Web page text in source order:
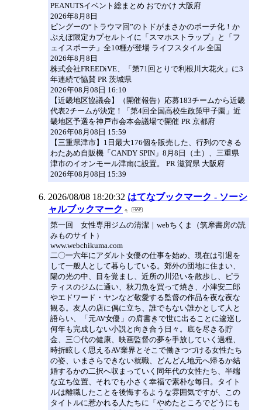
PEANUTSイベント総まとめ おでかけ 大阪府
2026年8月8日
ピングーの“トラウマ回”のトドがまさかのポーチ化！か
ぷえぼ限定カプセルトイに「スマホストラップ」と「フ
ェイスポーチ」全10種が登場 ライフスタイル 全国
2026年8月8日
株式会社FREEDiVE、「第71回とりで利根川大花火」に3
年連続で協賛 PR 茨城県
2026年08月08日 16:10
【近畿地区協議会】（開催報告）応募183チームから近畿
代表2チームが決定！「第4回全国高校生政策甲子園」近
畿地区予選を神戸市会本会議場で開催 PR 京都府
2026年08月08日 15:59
【三重県津市】1日最大176個を販売した、行列のできる
わたあめ自販機「CANDY SPIN」8月8日（土）、三重県
津市のイオンモール津南に設置。 PR 滋賀県 大阪府
2026年08月08日 15:39
2026/08/08 18:20:32 はてなブックマーク - ソーシ
ャルブックマーク
第一回 女性専用ジムの清潔｜webちくま（筑摩書房の読
みものサイト）
www.webchikuma.com
二〇一六年にアダルト女優の仕事を始め、現在は引退を
して一般人として暮らしている。郊外の団地に住まい、
陽の光の中、目を覚まし、近所の川沿いを散歩し、ピラ
ティスのジムに通い、秋刀魚を買って焼き、小津安二郎
やエドワード・ヤンなど敬愛する監督の作品を夜な夜な
観る。友人の店に偶に立ち、誰でもない誰かとして人と
語らい、「元AV女優」の肩書きで世に出ることに逡巡し
何年も完成しない小説と向き合う日々。底を尽きる貯
金、三〇代の健康、映画監督の夢を手放していく過程、
時折眩しく思えるAV業界とそこで働きつづける女性たち
の姿、いまさらできない就職、どんどん地元へ帰るか結
婚するかの二択へ収まっていく同年代の女性たち、半端
な立ち位置、それでも小さく幸福で素朴な毎日。タイト
ルは離職したことを後悔するような雰囲気ですが、この
タイトルに惹かれる人たちに「やめたところでどうにも